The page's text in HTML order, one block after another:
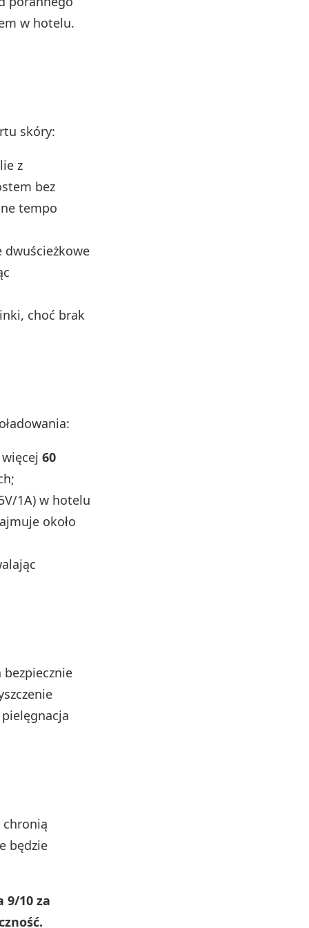
w hotelu.
skóry:
z
bez
tempo
dwuścieżkowe
choć brak
60
1A) w hotelu
około
bezpiecznie
chronią
będzie
9/10 za